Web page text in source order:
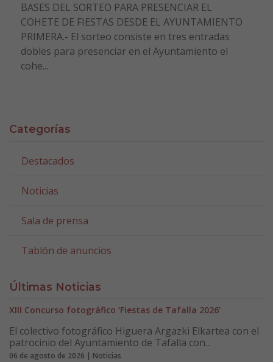
BASES DEL SORTEO PARA PRESENCIAR EL
COHETE DE FIESTAS DESDE EL AYUNTAMIENTO
PRIMERA.- El sorteo consiste en tres entradas
dobles para presenciar en el Ayuntamiento el
cohe...
Categorías
Destacados
Noticias
Sala de prensa
Tablón de anuncios
Últimas Noticias
XIII Concurso fotográfico ‘Fiestas de Tafalla 2026’
El colectivo fotográfico Higuera Argazki Elkartea con el
patrocinio del Ayuntamiento de Tafalla con...
06 de agosto de 2026 | Noticias